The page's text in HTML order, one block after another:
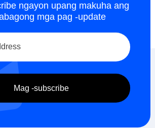
ngayon upang makuha ang
mga pag -update